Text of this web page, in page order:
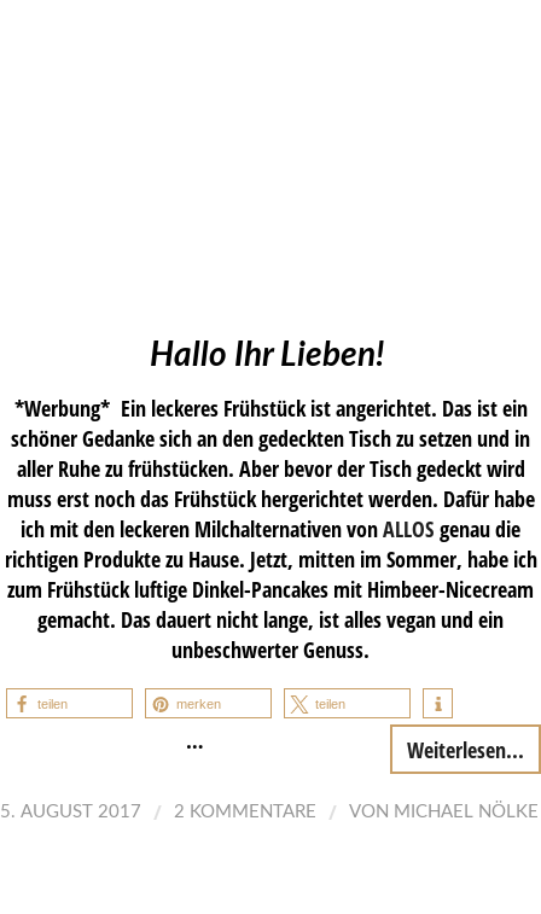
Hallo Ihr Lieben!
*Werbung* Ein leckeres Frühstück ist angerichtet. Das ist ein
schöner Gedanke sich an den gedeckten Tisch zu setzen und in
aller Ruhe zu frühstücken. Aber bevor der Tisch gedeckt wird
muss erst noch das Frühstück hergerichtet werden. Dafür habe
ich mit den leckeren Milchalternativen vonALLOS genau die
richtigen Produkte zu Hause. Jetzt, mitten im Sommer, habe ich
zum Frühstück luftige Dinkel-Pancakes mit Himbeer-Nicecream
gemacht. Das dauert nicht lange, ist alles vegan und ein
unbeschwerter Genuss.
teilen merken teilen
… Weiterlesen...
5. AUGUST 2017 / 2 KOMMENTARE / VON MICHAEL NÖLKE